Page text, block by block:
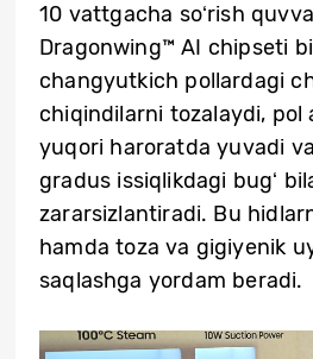
10 vattgacha soʻrish
Dragonwing™ AI chipseti
changyutkich pollardagi
chiqindilarni tozalaydi,
yuqori haroratda yuvadi
gradus issiqlikdagi bugʻ
zararsizlantiradi. Bu
hamda toza va gigiyenik
saqlashga yordam beradi.